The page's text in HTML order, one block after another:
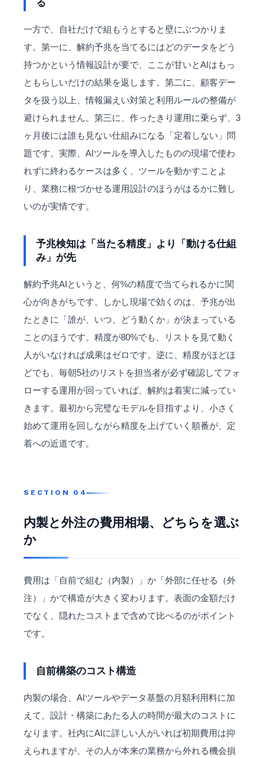
る
一方で、自社だけで組もうとすると壁にぶつかりま
す。第一に、解約予兆を当てるにはどのデータをどう
持つかという情報設計が要で、ここが甘いとAIはもっ
ともらしいだけの結果を返します。第二に、顧客デー
タを扱う以上、情報漏えい対策と利用ルールの整備が
避けられません。第三に、作ったきり運用に乗らず、3
ヶ月後には誰も見ない仕組みになる「定着しない」問
題です。実際、AIツールを導入したものの現場で使わ
れずに終わるケースは多く、ツールを動かすことよ
り、業務に根づかせる運用設計のほうがはるかに難し
いのが実情です。
予兆検知は「当たる精度」より「動ける仕組
み」が先
解約予兆AIというと、何%の精度で当てられるかに関
心が向きがちです。しかし現場で効くのは、予兆が出
たときに「誰が、いつ、どう動くか」が決まっている
ことのほうです。精度が80%でも、リストを見て動く
人がいなければ成果はゼロです。逆に、精度がほどほ
どでも、毎朝5社のリストを担当者が必ず確認してフォ
ローする運用が回っていれば、解約は着実に減ってい
きます。最初から完璧なモデルを目指すより、小さく
始めて運用を回しながら精度を上げていく順番が、定
着への近道です。
内製と外注の費用相場、どちらを選ぶ
か
費用は「自前で組む（内製）」か「外部に任せる（外
注）」かで構造が大きく変わります。表面の金額だけ
でなく、隠れたコストまで含めて比べるのがポイント
です。
自前構築のコスト構造
内製の場合、AIツールやデータ基盤の月額利用料に加
えて、設計・構築にあたる人の時間が最大のコストに
なります。社内にAIに詳しい人がいれば初期費用は抑
えられますが、その人が本来の業務から外れる機会損